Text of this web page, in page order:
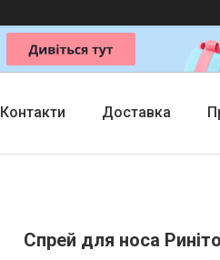
Контакти Доставка
Спрей для носа